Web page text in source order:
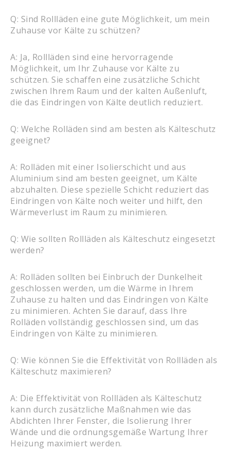
Q: Sind Rollläden eine gute Möglichkeit, um mein
Zuhause vor Kälte zu schützen?
A: Ja, Rollläden sind eine hervorragende
Möglichkeit, um Ihr Zuhause vor Kälte zu
schützen. Sie schaffen eine zusätzliche Schicht
zwischen Ihrem Raum und der kalten Außenluft,
die das Eindringen von Kälte deutlich reduziert.
Q: Welche Rolläden sind am besten als Kälteschutz
geeignet?
A: Rolläden mit einer Isolierschicht und aus
Aluminium sind am besten geeignet, um Kälte
abzuhalten. Diese spezielle Schicht reduziert das
Eindringen von Kälte noch weiter und hilft, den
Wärmeverlust im Raum zu minimieren.
Q: Wie sollten Rollläden als Kälteschutz eingesetzt
werden?
A: Rolläden sollten bei Einbruch der Dunkelheit
geschlossen werden, um die Wärme in Ihrem
Zuhause zu halten und das Eindringen von Kälte
zu minimieren. Achten Sie darauf, dass Ihre
Rolläden vollständig geschlossen sind, um das
Eindringen von Kälte zu minimieren.
Q: Wie können Sie die Effektivität von Rollläden als
Kälteschutz maximieren?
A: Die Effektivität von Rollläden als Kälteschutz
kann durch zusätzliche Maßnahmen wie das
Abdichten Ihrer Fenster, die Isolierung Ihrer
Wände und die ordnungsgemäße Wartung Ihrer
Heizung maximiert werden.